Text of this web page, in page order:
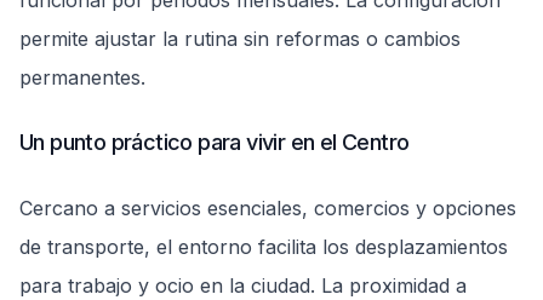
permite ajustar la rutina sin reformas o cambios
permanentes.
Un punto práctico para vivir en el Centro
Cercano a servicios esenciales, comercios y opciones
de transporte, el entorno facilita los desplazamientos
para trabajo y ocio en la ciudad. La proximidad a